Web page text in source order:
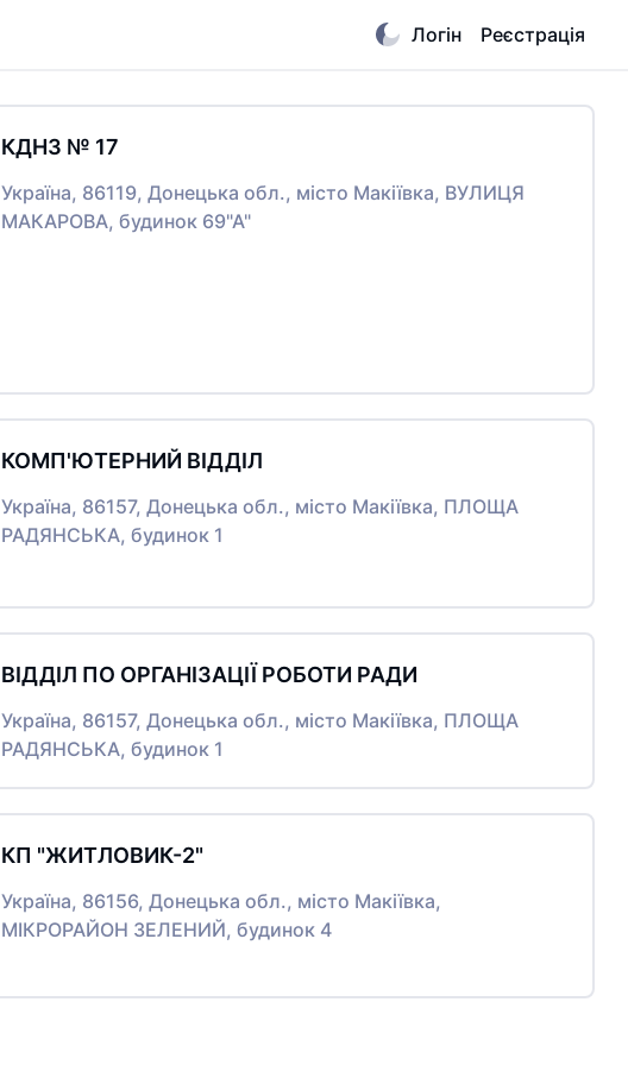
Логін Реєстрація
КДНЗ № 17
Україна, 86119, Донецька обл., місто Макіївка, ВУЛИЦЯ
МАКАРОВА, будинок 69"А"
КОМП'ЮТЕРНИЙ ВІДДІЛ
Україна, 86157, Донецька обл., місто Макіївка, ПЛОЩА
РАДЯНСЬКА, будинок 1
ВІДДІЛ ПО ОРГАНІЗАЦІЇ РОБОТИ РАДИ
Україна, 86157, Донецька обл., місто Макіївка, ПЛОЩА
РАДЯНСЬКА, будинок 1
КП "ЖИТЛОВИК-2"
Україна, 86156, Донецька обл., місто Макіївка,
МІКРОРАЙОН ЗЕЛЕНИЙ, будинок 4